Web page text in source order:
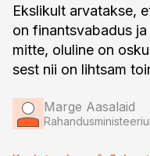
Ekslikult arvatakse,
on finantsvabadus
mitte, oluline on
sest nii on lihtsam
Marge Aasalaid